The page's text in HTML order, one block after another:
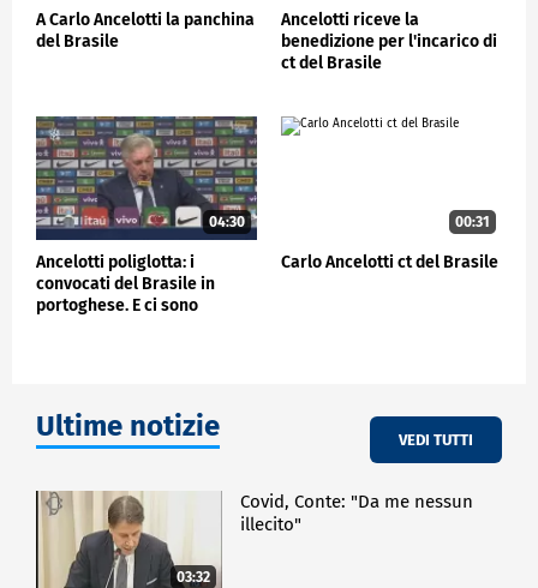
SPORT
A Carlo Ancelotti la panchina
del Brasile
Ancelotti riceve la
benedizione per l'incarico di
ct del Brasile
04:30
Ancelotti poliglotta: i
convocati del Brasile in
portoghese. E ci sono
00:31
Carlo Ancelotti ct del Brasile
Ultime notizie VEDI TUTTI
03:32
Covid, Conte: "Da me nessun
illecito"